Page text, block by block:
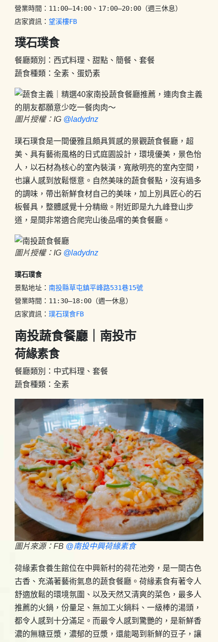
營業時間：11:00–14:00、17:00–20:00（週三休息）
店家資訊： 望溪樓FB
璞石璞食
餐廳類別：西式料理、甜點、簡餐、套餐
蔬食種類：全素、蛋奶素
圖片授權：IG @ladydnz
璞石璞食是一間優雅且頗具質感的景觀蔬食餐廳，超
美、具有藝術風格的日式庭園設計，環境優美，景色怡
人，以石材為核心的室內裝潢，寬敞明亮的室內空間，
也讓人感到放鬆愜意。自然美味的蔬食餐點，沒有過多
的調味，帶出新鮮食材自己的美味，加上別具匠心的石
板餐具，整體感覺十分精緻。附近即是九九峰登山步
道，是間非常適合爬完山後品嚐的美食餐廳。
圖片授權：IG @ladydnz
璞石璞食
景點地址： 南投縣草屯鎮平峰路531巷15號
營業時間：11:30–18:00（週一休息）
店家資訊： 璞石璞食FB
南投蔬食餐廳｜南投市
荷緣素食
餐廳類別：中式料理、套餐
蔬食種類：全素
圖片來源：FB @南投中興荷緣素食
荷緣素食養生館位在中興新村的荷花池旁，是一間古色
古香、充滿著藝術氣息的蔬食餐廳。荷緣素食有著令人
舒適放鬆的環境氛圍、以及天然又清爽的菜色，最多人
推薦的火鍋，份量足、無加工火鍋料、一級棒的湯頭，
都令人感到十分滿足。而最令人感到驚艷的，是新鮮香
濃的無糖豆漿，濃郁的豆漿，還能喝到新鮮的豆子，讓